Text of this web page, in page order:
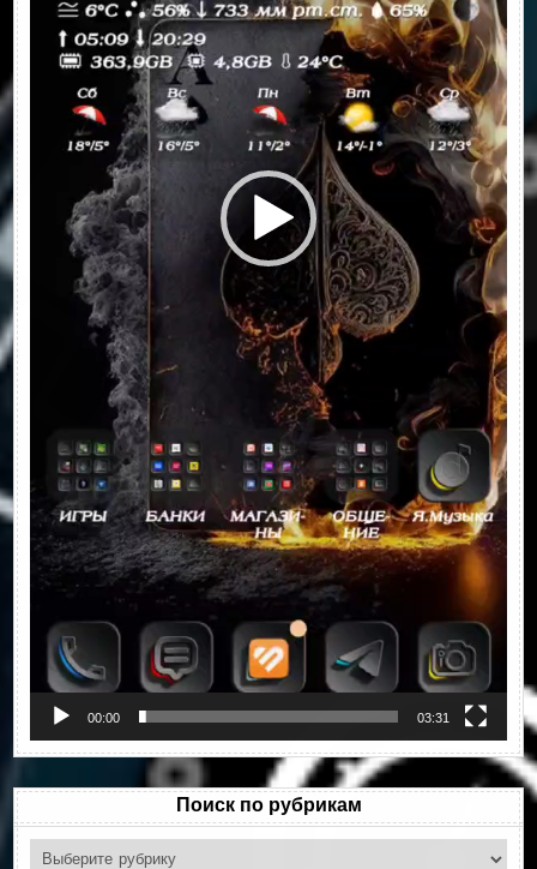
00:00 03:31
Поиск по рубрикам
Поиск